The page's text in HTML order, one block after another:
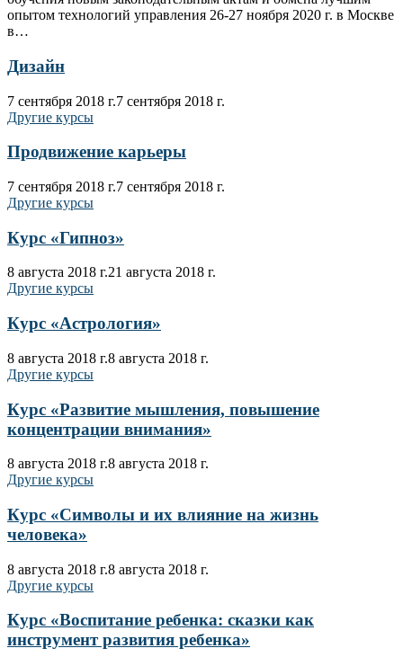
опытом технологий управления 26-27 ноября 2020 г. в Москве
в…
Дизайн
7 сентября 2018 г.7 сентября 2018 г.
Другие курсы
Продвижение карьеры
7 сентября 2018 г.7 сентября 2018 г.
Другие курсы
Курс «Гипноз»
8 августа 2018 г.21 августа 2018 г.
Другие курсы
Курс «Астрология»
8 августа 2018 г.8 августа 2018 г.
Другие курсы
Курс «Развитие мышления, повышение
концентрации внимания»
8 августа 2018 г.8 августа 2018 г.
Другие курсы
Курс «Символы и их влияние на жизнь
человека»
8 августа 2018 г.8 августа 2018 г.
Другие курсы
Курс «Воспитание ребенка: сказки как
инструмент развития ребенка»